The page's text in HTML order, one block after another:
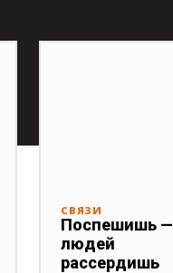
СВЯЗИ
Поспешишь —
людей
рассердишь